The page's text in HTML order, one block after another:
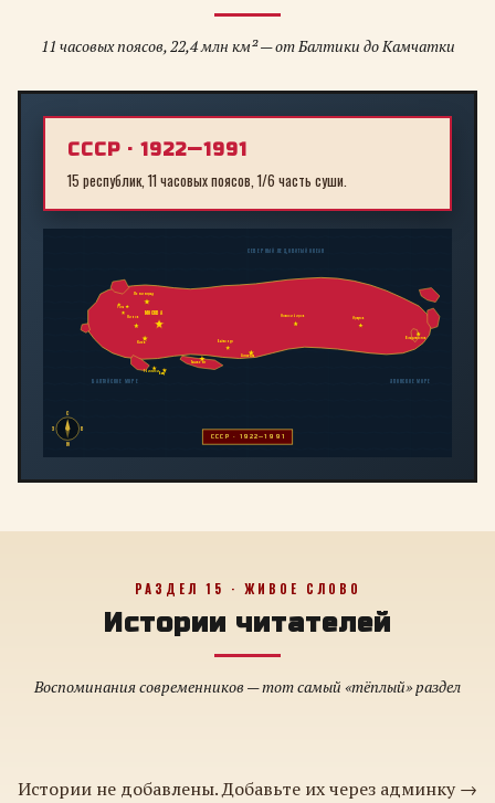
11 часовых поясов, 22,4 млн км² — от Балтики до Камчатки
СССР · 1922—1991
15 республик, 11 часовых поясов, 1/6 часть суши.
МОСКВА
Ленинград
Киев
Минск
Ташкент
Алма-Ата
Байконур
Новосибирск Иркутск
Владивосток
ТбилисиБаку
Рига
С
Ю
З
В
СССР · 1922—1991
БАЛТИЙСКОЕ МОРЕ
СЕВЕРНЫЙ ЛЕДОВИТЫЙ ОКЕАН
ЯПОНСКОЕ МОРЕ
РАЗДЕЛ 15 · ЖИВОЕ СЛОВО
Истории читателей
Воспоминания современников — тот самый «тёплый» раздел
Истории не добавлены. Добавьте их через админку →